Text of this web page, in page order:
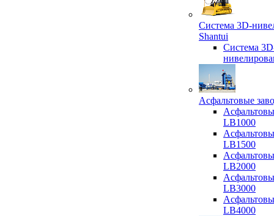
Система 3D-
Shantui
Система
Асфальтовые
LB1000
LB1500
LB2000
LB3000
LB4000